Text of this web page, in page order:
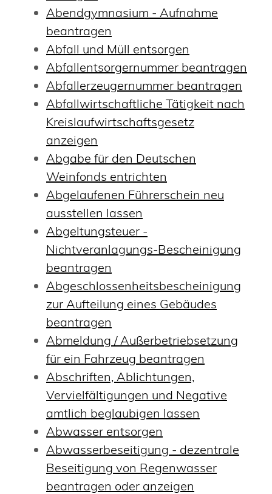
Abendgymnasium - Aufnahme
beantragen
Abfall und Müll entsorgen
Abfallentsorgernummer beantragen
Abfallerzeugernummer beantragen
Abfallwirtschaftliche Tätigkeit nach
Kreislaufwirtschaftsgesetz
anzeigen
Abgabe für den Deutschen
Weinfonds entrichten
Abgelaufenen Führerschein neu
ausstellen lassen
Abgeltungsteuer -
Nichtveranlagungs-Bescheinigung
beantragen
Abgeschlossenheitsbescheinigung
zur Aufteilung eines Gebäudes
beantragen
Abmeldung / Außerbetriebsetzung
für ein Fahrzeug beantragen
Abschriften, Ablichtungen,
Vervielfältigungen und Negative
amtlich beglaubigen lassen
Abwasser entsorgen
Abwasserbeseitigung - dezentrale
Beseitigung von Regenwasser
beantragen oder anzeigen